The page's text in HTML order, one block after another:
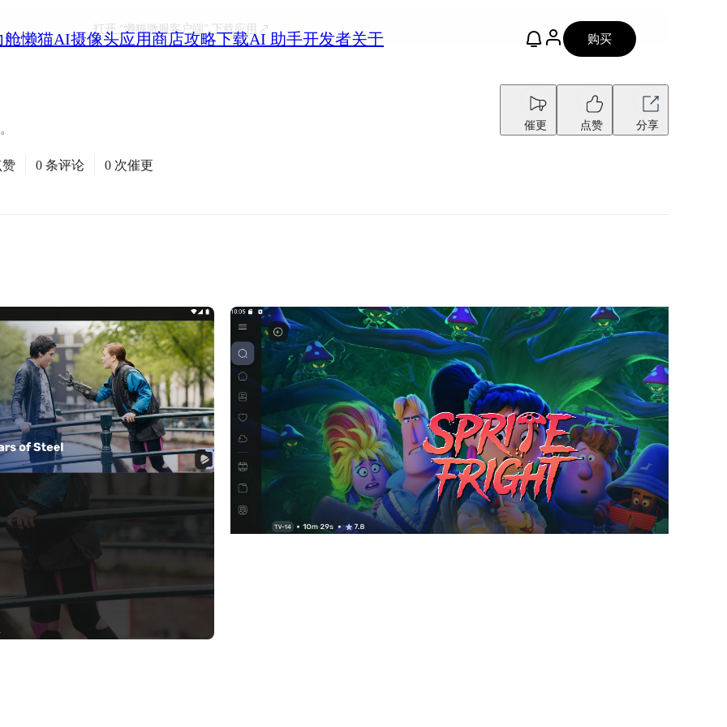
舱懒猫AI摄像头应用商店攻略下载AI 助手开发者关于 购买
打开 “懒猫微服客户端”下载应用
催更 点赞 分享
赞 0 条评论 0 次催更